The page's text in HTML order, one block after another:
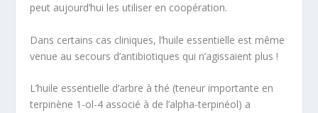
peut aujourd’hui les utiliser en coopération.
Dans certains cas cliniques, l’huile essentielle est même
venue au secours d’antibiotiques qui n’agissaient plus !
L’huile essentielle d’arbre à thé (teneur importante en
terpinène 1-ol-4 associé à de l’alpha-terpinéol) a